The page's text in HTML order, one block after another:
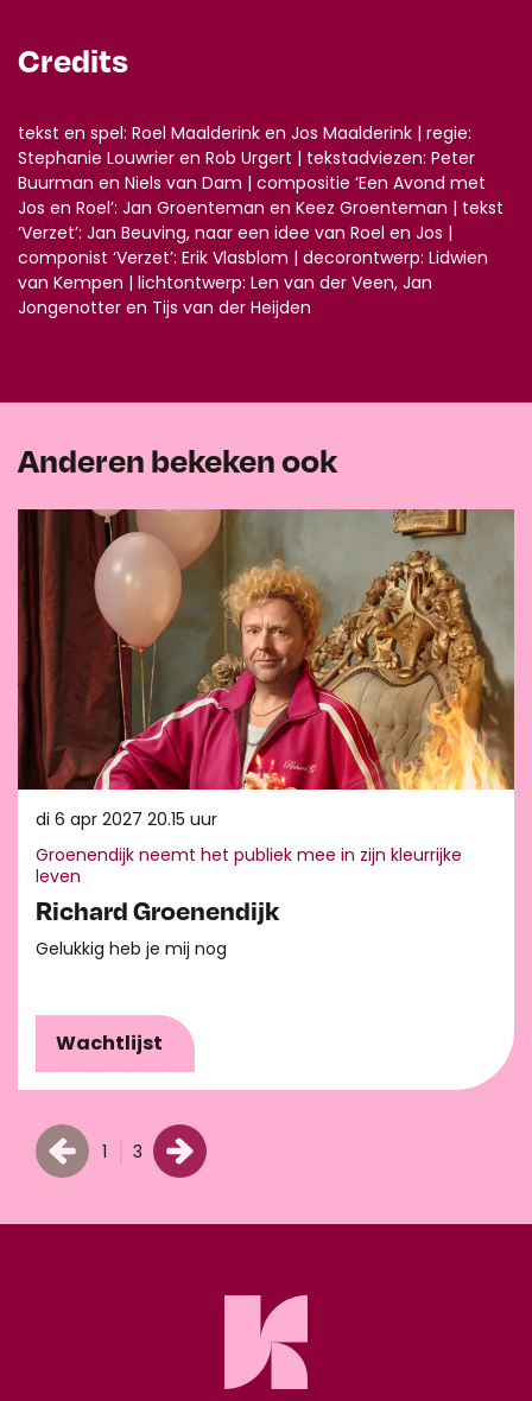
Credits
tekst en spel: Roel Maalderink en Jos Maalderink | regie:
Stephanie Louwrier en Rob Urgert | tekstadviezen: Peter
Buurman en Niels van Dam | compositie ‘Een Avond met
Jos en Roel’: Jan Groenteman en Keez Groenteman | tekst
‘Verzet’: Jan Beuving, naar een idee van Roel en Jos |
componist ‘Verzet’: Erik Vlasblom | decorontwerp: Lidwien
van Kempen | lichtontwerp: Len van der Veen, Jan
Jongenotter en Tijs van der Heijden
Anderen bekeken ook
Richard Groenendijk
Gelukkig heb je mij nog
Groenendijk neemt het publiek mee in zijn kleurrijke
leven
di 6 apr 2027 20.15 uur
Wachtlijst
1 3